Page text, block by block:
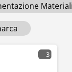
Materiali
3